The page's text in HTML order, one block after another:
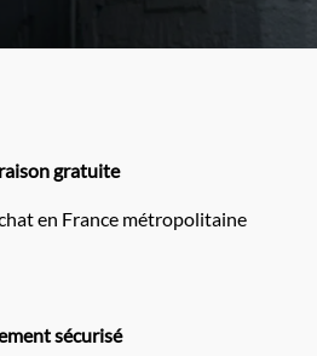
gratuite
en France métropolitaine
sécurisé